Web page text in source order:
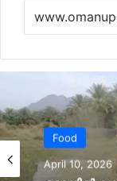
News
April 10, 2026